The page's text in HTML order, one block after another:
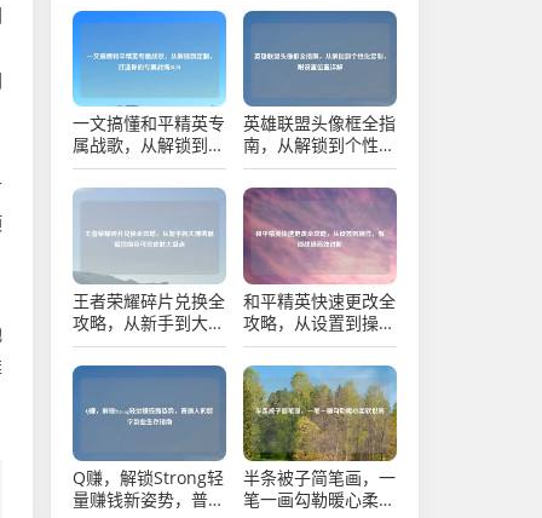
一文搞懂和平精英专
属战歌，从解锁到定
制，打造你的专属战
场BGM
英雄联盟头像框全指
南，从解锁到个性化
定制，附设置位置详
解
王者荣耀碎片兑换全
攻略，从新手到大神
的最值指南及可兑皮
肤大盘点
和平精英快速更改全
攻略，从设置到操
作，解锁战场高效进
阶
Q赚，解锁Strong轻
量赚钱新姿势，普通
半条被子简笔画，一
笔一画勾勒暖心柔软